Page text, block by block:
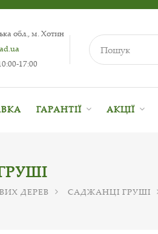
обл., м. Хотин
17:00
ГАРАНТІЇ АКЦІЇ
ДЕРЕВ САДЖАНЦІ ГРУШІ